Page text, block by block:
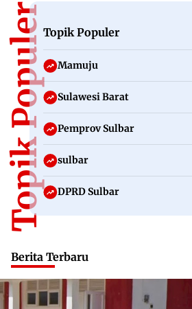
Topik PopulerTopik Populer
Mamuju
Sulawesi Barat
Pemprov Sulbar
sulbar
DPRD Sulbar
Berita Terbaru